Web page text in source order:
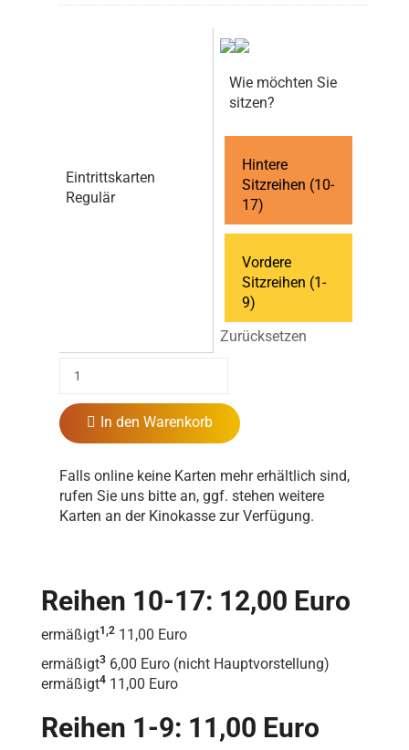
Eintrittskarten
Regulär
Wie möchten Sie
sitzen?
Hintere
Sitzreihen (10-
17)
Vordere
Sitzreihen (1-
9)
Zurücksetzen
In den Warenkorb
Falls online keine Karten mehr erhältlich sind,
rufen Sie uns bitte an, ggf. stehen weitere
Karten an der Kinokasse zur Verfügung.
Reihen 10-17: 12,00 Euro
ermäßigt1,2 11,00 Euro
ermäßigt3 6,00 Euro (nicht Hauptvorstellung)
ermäßigt4 11,00 Euro
Reihen 1-9: 11,00 Euro